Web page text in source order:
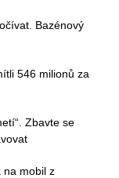
Bazénový
546 milionů za
Zbavte se
na mobil z